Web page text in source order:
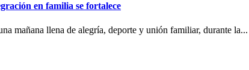
en familia se fortalece
mañana llena de alegría, deporte y unión familiar, durante la...